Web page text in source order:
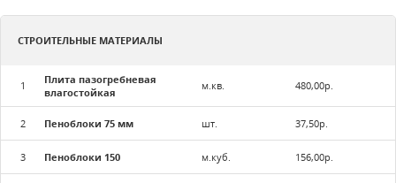
СТРОИТЕЛЬНЫЕ МАТЕРИАЛЫ
1
Плита пазогребневая
влагостойкая
м.кв. 480,00р.
2 Пеноблоки 75 мм шт. 37,50р.
3 Пеноблоки 150 м.куб. 156,00р.